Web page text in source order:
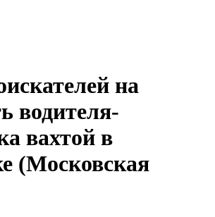
на
водителя-
вахтой в
(Московская